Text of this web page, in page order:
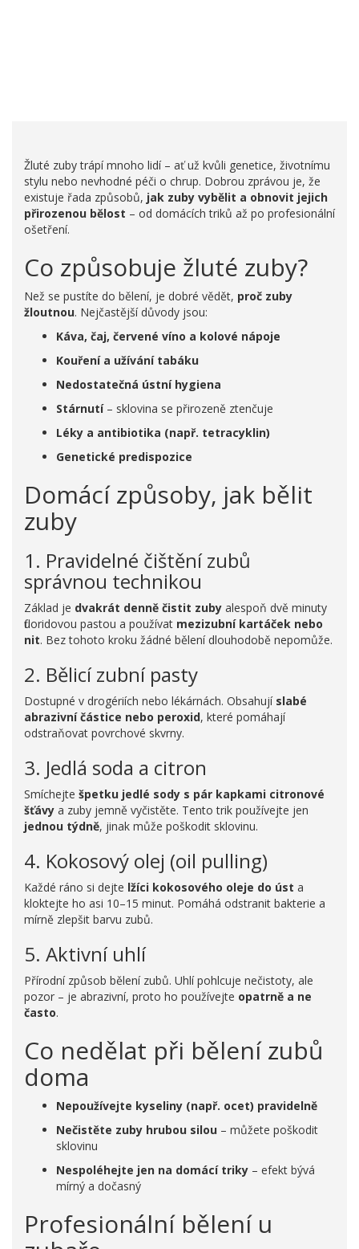
Žluté zuby trápí mnoho lidí – ať už kvůli genetice, životnímu
stylu nebo nevhodné péči o chrup. Dobrou zprávou je, že
existuje řada způsobů, jak zuby vybělit a obnovit jejich
přirozenou bělost – od domácích triků až po profesionální
ošetření.
Co způsobuje žluté zuby?
Než se pustíte do bělení, je dobré vědět, proč zuby
žloutnou. Nejčastější důvody jsou:
Káva, čaj, červené víno a kolové nápoje
Kouření a užívání tabáku
Nedostatečná ústní hygiena
Stárnutí– sklovina se přirozeně ztenčuje
Léky a antibiotika (např. tetracyklin)
Genetické predispozice
Domácí způsoby, jak bělit
zuby
1. Pravidelné čištění zubů
správnou technikou
Základ je dvakrát denně čistit zuby alespoň dvě minuty
fluoridovou pastou a používat mezizubní kartáček nebo
nit. Bez tohoto kroku žádné bělení dlouhodobě nepomůže.
2. Bělicí zubní pasty
Dostupné v drogériích nebo lékárnách. Obsahují slabé
abrazivní částice nebo peroxid, které pomáhají
odstraňovat povrchové skvrny.
3. Jedlá soda a citron
Smíchejte špetku jedlé sody s pár kapkami citronové
šťávy a zuby jemně vyčistěte. Tento trik používejte jen
jednou týdně, jinak může poškodit sklovinu.
4. Kokosový olej (oil pulling)
Každé ráno si dejte lžíci kokosového oleje do úst a
kloktejte ho asi 10–15 minut. Pomáhá odstranit bakterie a
mírně zlepšit barvu zubů.
5. Aktivní uhlí
Přírodní způsob bělení zubů. Uhlí pohlcuje nečistoty, ale
pozor – je abrazivní, proto ho používejte opatrně a ne
často.
Co nedělat při bělení zubů
doma
Nepoužívejte kyseliny (např. ocet) pravidelně
Nečistěte zuby hrubou silou – můžete poškodit
sklovinu
Nespoléhejte jen na domácí triky – efekt bývá
mírný a dočasný
Profesionální bělení u